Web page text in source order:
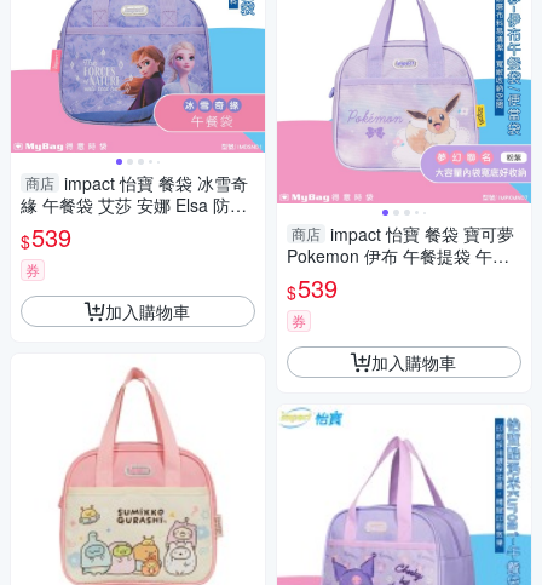
商店 impact 怡寶 餐袋 冰雪奇
緣 午餐袋 艾莎 安娜 Elsa 防潑
水 便當袋 粉紫 IMDSN01 得意
時袋
$539
券
加入購物車
商店 impact 怡寶 餐袋 寶可夢
Pokemon 伊布 午餐提袋 午餐
袋 便當袋 IMPKMN07 得意時
袋
$539
券
加入購物車